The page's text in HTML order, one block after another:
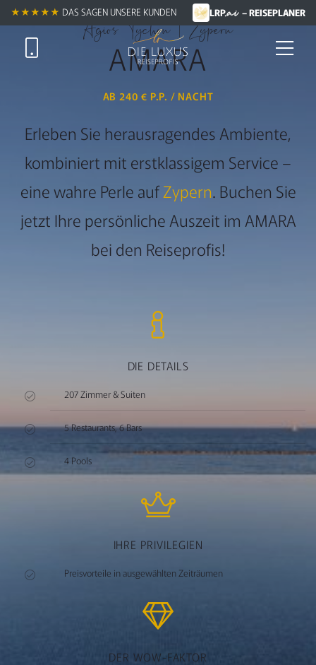
★★★★★ DAS SAGEN UNSERE KUNDEN LRP.ai – REISEPLANER
★★★★★
Agios Tychon | Zypern
AMARA
AB 240 € P.P. / NACHT
Erleben Sie herausragendes Ambiente,
kombiniert mit erstklassigem Service –
eine wahre Perle aufZypern. Buchen Sie
jetzt Ihre persönliche Auszeit im AMARA
bei den Reiseprofis!
DIE DETAILS
207 Zimmer & Suiten
5 Restaurants, 6 Bars
4 Pools
IHRE PRIVILEGIEN
Preisvorteile in ausgewählten Zeiträumen
DER WOW-FAKTOR